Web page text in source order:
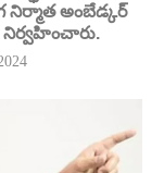
నిర్మాత అంబేడ్కర్